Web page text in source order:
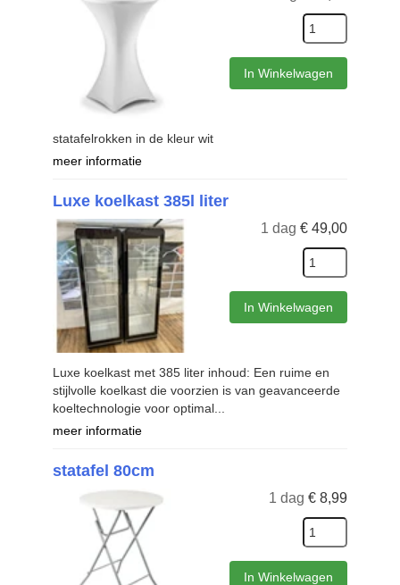
In Winkelwagen
statafelrokken in de kleur wit
meer informatie
Luxe koelkast 385l liter
1 dag € 49,00
In Winkelwagen
Luxe koelkast met 385 liter inhoud: Een ruime en
stijlvolle koelkast die voorzien is van geavanceerde
koeltechnologie voor optimal...
meer informatie
statafel 80cm
1 dag € 8,99
In Winkelwagen